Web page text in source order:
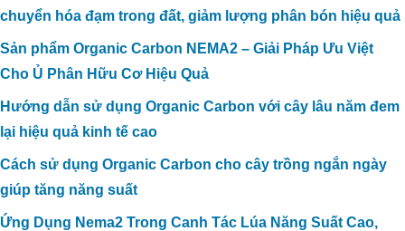
chuyển hóa đạm trong đất, giảm lượng phân bón hiệu quả
Sản phẩm Organic Carbon NEMA2 – Giải Pháp Ưu Việt
Cho Ủ Phân Hữu Cơ Hiệu Quả
Hướng dẫn sử dụng Organic Carbon với cây lâu năm đem
lại hiệu quả kinh tế cao
Cách sử dụng Organic Carbon cho cây trồng ngắn ngày
giúp tăng năng suất
Ứng Dụng Nema2 Trong Canh Tác Lúa Năng Suất Cao,